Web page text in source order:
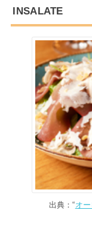
INSALATE
出典：“オ